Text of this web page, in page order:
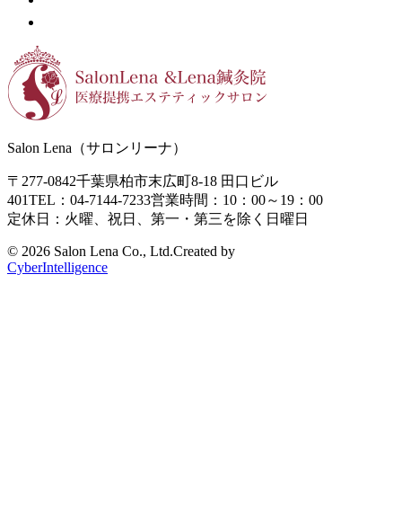
Salon Lena（サロンリーナ）
〒277-0842千葉県柏市末広町8-18 田口ビル
401TEL：04-7144-7233営業時間：10：00～19：00
定休日：火曜、祝日、第一・第三を除く日曜日
© 2026 Salon Lena Co., Ltd.Created by
CyberIntelligence